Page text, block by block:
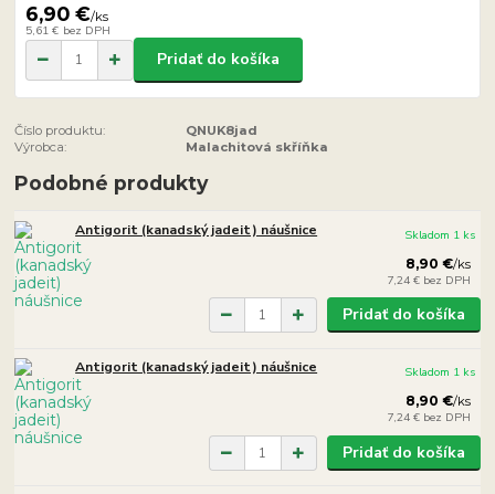
6,90 €/ks
5,61 € bez DPH
Pridať do košíka
Číslo produktu:
QNUK8jad
Výrobca:
Malachitová skříňka
Podobné produkty
Antigorit (kanadský jadeit) náušnice
8,90 €/ks
7,24 € bez DPH
Skladom 1 ks
Pridať do košíka
Antigorit (kanadský jadeit) náušnice
8,90 €/ks
7,24 € bez DPH
Skladom 1 ks
Pridať do košíka